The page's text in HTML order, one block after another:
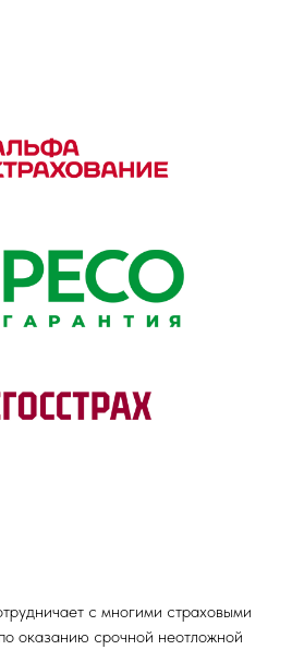
с многими страховыми
оказанию срочной неотложной